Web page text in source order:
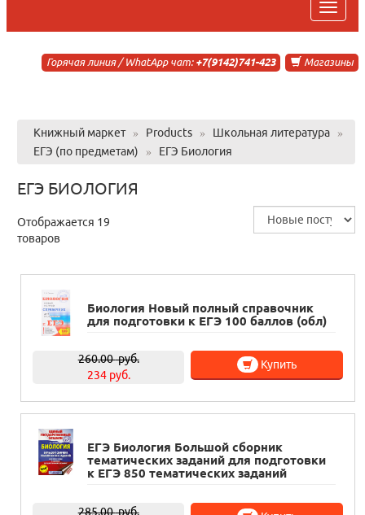
trk
Магазины
Горячая линия / WhatApp чат: +7(9142)741-423
Книжный маркет » Products » Школьная литература
»
ЕГЭ (по предметам)
» ЕГЭ Биология
ЕГЭ БИОЛОГИЯ
Отображается 19
товаров
Биология Новый полный справочник
для подготовки к ЕГЭ 100 баллов (обл)
260.00руб.
234 руб.
Купить
ЕГЭ Биология Большой сборник
тематических заданий для подготовки
к ЕГЭ 850 тематических заданий
285.00руб.